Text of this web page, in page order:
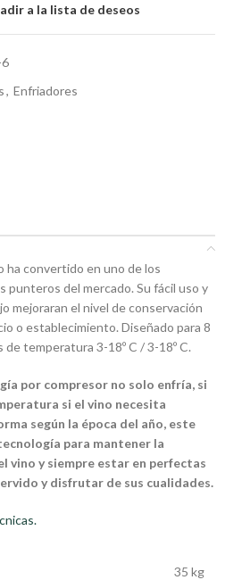
a la lista de deseos
, Enfriadores
ha convertido en uno de los
punteros del mercado. Su fácil uso y
mejoraran el nivel de conservación
o establecimiento. Diseñado para 8
temperatura 3-18º C / 3-18º C.
por compresor no solo enfría, si
si el vino necesita
según la época del año, este
para mantener la
vino y siempre estar en perfectas
y disfrutar de sus cualidades.
35 kg